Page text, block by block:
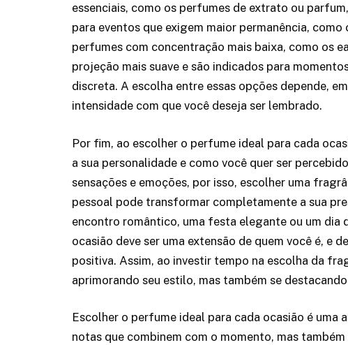
essenciais, como os perfumes de extrato ou
para eventos que exigem maior permanência,
perfumes com concentração mais baixa, como os
projeção mais suave e são indicados para
discreta. A escolha entre essas opções depende,
intensidade com que você deseja ser lembrado.
Por fim, ao escolher o perfume ideal para cada
a sua personalidade e como você quer ser
sensações e emoções, por isso, escolher uma
pessoal pode transformar completamente a sua
encontro romântico, uma festa elegante ou um dia
ocasião deve ser uma extensão de quem você é, e
positiva. Assim, ao investir tempo na escolha da
aprimorando seu estilo, mas também se
Escolher o perfume ideal para cada ocasião é uma
notas que combinem com o momento, mas